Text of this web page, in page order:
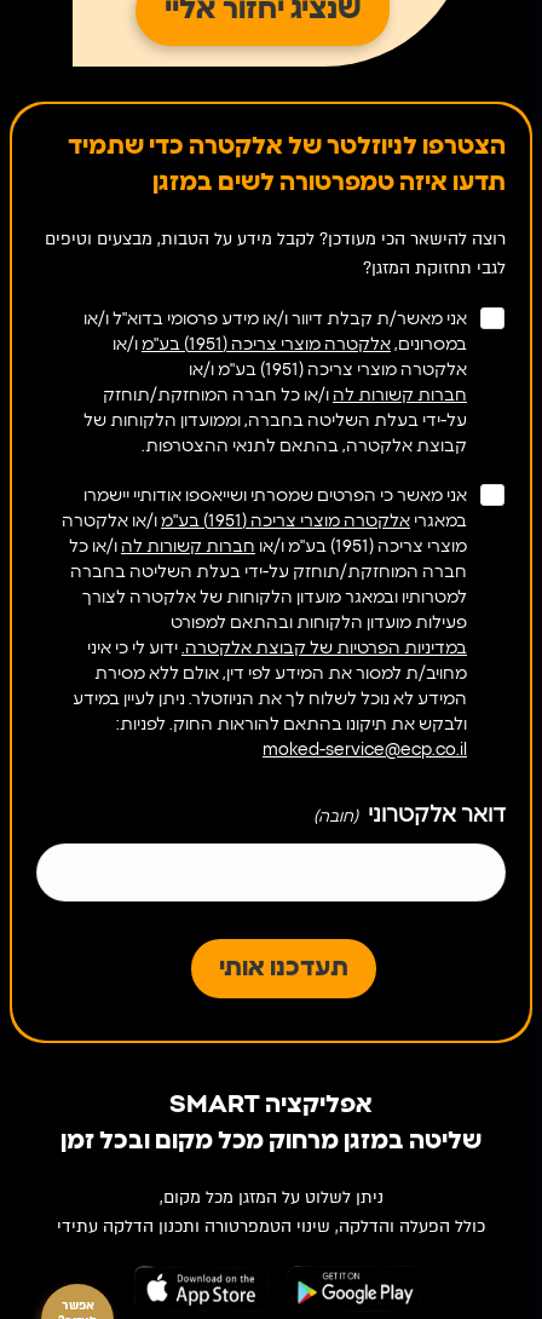
הצטרפו לניוזלטר של אלקטרה כדי שתמיד
תדעו איזה טמפרטורה לשים במזגן
רוצה להישאר הכי מעודכן? לקבל מידע על הטבות, מבצעים וטיפים
לגבי תחזוקת המזגן?
אני מאשר/ת קבלת דיוור ו/או מידע פרסומי בדוא"ל ו/או
במסרונים, אלקטרה מוצרי צריכה (1951) בע"מ
ו/או
אלקטרה מוצרי צריכה (1951) בע"מ ו/או
חברות קשורות לה ו/או כל חברה המוחזקת/תוחזק
על-ידי בעלת השליטה בחברה, וממועדון הלקוחות של
קבוצת אלקטרה, בהתאם לתנאי ההצטרפות.
אני מאשר כי הפרטים שמסרתי ושייאספו אודותיי יישמרו
במאגרי אלקטרה מוצרי צריכה (1951) בע"מ
ו/או אלקטרה
מוצרי צריכה (1951) בע"מ ו/או
חברות קשורות לה ו/או כל
חברה המוחזקת/תוחזק על-ידי בעלת השליטה בחברה
למטרותיו ובמאגר מועדון הלקוחות של אלקטרה לצורך
פעילות מועדון הלקוחות ובהתאם למפורט
במדיניות הפרטיות של קבוצת אלקטרה. ידוע לי כי איני
מחויב/ת למסור את המידע לפי דין, אולם ללא מסירת
המידע לא נוכל לשלוח לך את הניוזטלר. ניתן לעיין במידע
ולבקש את תיקונו בהתאם להוראות החוק. לפניות:
moked-service@ecp.co.il
דואר אלקטרוני (חובה)
אפליקציה SMART
שליטה במזגן מרחוק מכל מקום ובכל זמן
ניתן לשלוט על המזגן מכל מקום,
כולל הפעלה והדלקה, שינוי הטמפרטורה ותכנון הדלקה עתידי
אפשר